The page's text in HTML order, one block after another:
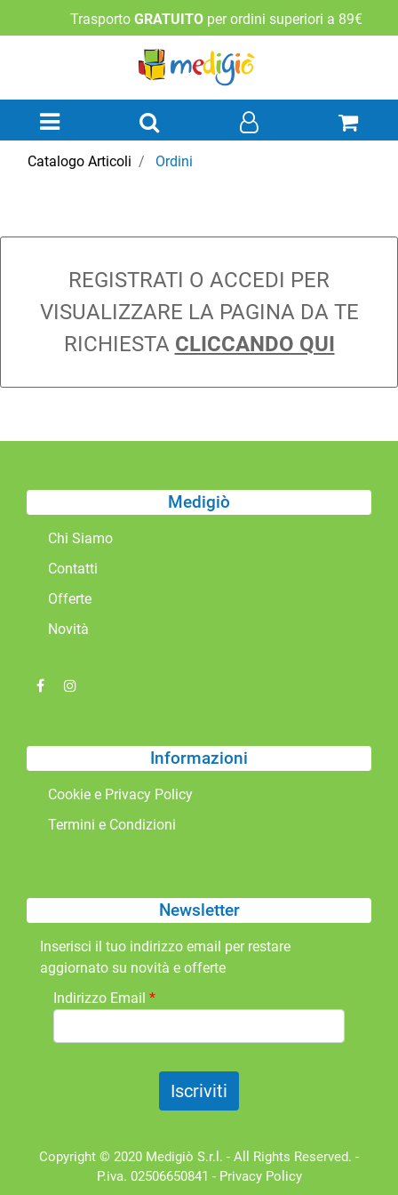
Trasporto GRATUITO per ordini superiori a 89€
Open menu
Catalogo Articoli Ordini
REGISTRATI O ACCEDI PER
VISUALIZZARE LA PAGINA DA TE
RICHIESTA CLICCANDO QUI
Medigiò
Chi Siamo
Contatti
Offerte
Novità
Informazioni
Cookie e Privacy Policy
Termini e Condizioni
Newsletter
Inserisci il tuo indirizzo email per restare
aggiornato su novità e offerte
Indirizzo Email *
Copyright © 2020 Medigiò S.r.l. - All Rights Reserved. -
P.iva. 02506650841 - Privacy Policy